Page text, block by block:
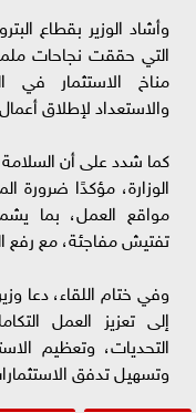
وأشاد الوزير بقطاع
التي حققت نجاحات
مناخ الاستثمار في
والاستعداد لإطلاق
كما شدد على أن
الوزارة، مؤكدًا ضرورة
مواقع العمل، بما
تفتيش مفاجئة، مع رفع
وفي ختام اللقاء، دعا
إلى تعزيز العمل
التحديات، وتعظيم
وتسهيل تدفق